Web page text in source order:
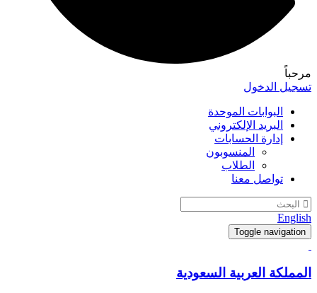
مرحباً
تسجيل الدخول
البوابات الموحدة
البريد الإلكتروني
إدارة الحسابات
المنسوبون
الطلاب
تواصل معنا
English
Toggle navigation
المملكة العربية السعودية